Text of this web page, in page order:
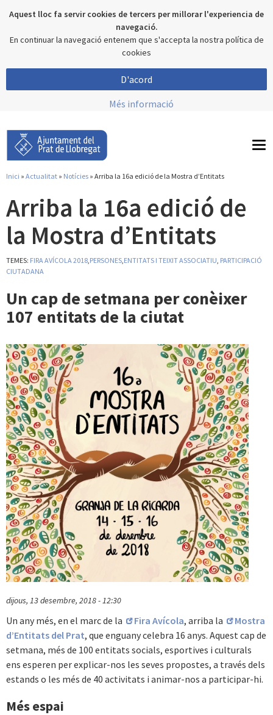
Aquest lloc fa servir cookies de tercers per millorar l'experiencia de
navegació.
En continuar la navegació entenem que s'accepta la nostra política de
cookies
D'acord
Més informació
Inici » Actualitat » Notícies » Arriba la 16a edició de la Mostra d’Entitats
Arriba la 16a edició de
la Mostra d’Entitats
TEMES: FIRA AVÍCOLA 2018,PERSONES,ENTITATS I TEIXIT ASSOCIATIU, PARTICIPACIÓ
CIUTADANA
Un cap de setmana per conèixer
107 entitats de la ciutat
dijous, 13 desembre, 2018 - 12:30
Un any més, en el marc de la Fira Avícola, arriba la
Mostra
d’Entitats del Prat, que enguany celebra 16 anys. Aquest cap de
setmana, més de 100 entitats socials, esportives i culturals
ens esperen per explicar-nos les seves propostes, a través dels
estands o les més de 40 activitats i animar-nos a participar-hi.
Més espai